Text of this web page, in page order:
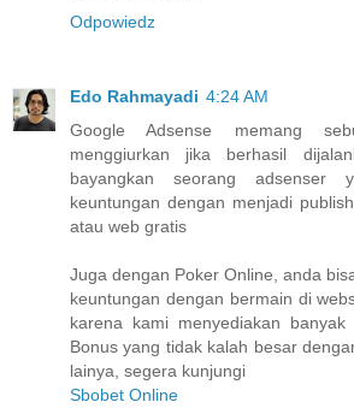
Odpowiedz
Edo Rahmayadi 4:24 AM
Google Adsense memang
menggiurkan jika berhasil
bayangkan seorang adsenser
keuntungan dengan menjadi
atau web gratis
Juga dengan Poker Online, anda
keuntungan dengan bermain di
karena kami menyediakan
Bonus yang tidak kalah besar
lainya, segera kunjungi
Sbobet Online